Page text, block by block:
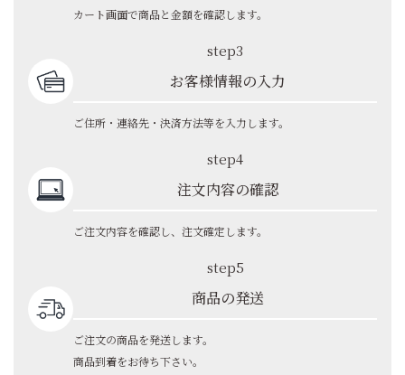
カート画面で商品と金額を確認します。
step3
お客様情報の入力
ご住所・連絡先・決済方法等を入力します。
step4
注文内容の確認
ご注文内容を確認し、注文確定します。
step5
商品の発送
ご注文の商品を発送します。
商品到着をお待ち下さい。